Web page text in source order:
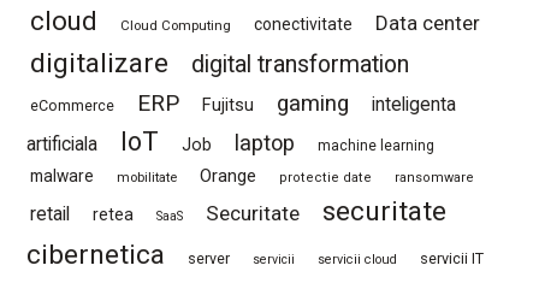
cloud Cloud Computing conectivitate Data center
digitalizare digital transformation
eCommerce ERP Fujitsu gaming
inteligenta
artificiala
IoT Job laptop machine learning
malware mobilitate Orange protectie date ransomware
retail retea SaaS Securitate
securitate
cibernetica
server servicii servicii cloud servicii IT